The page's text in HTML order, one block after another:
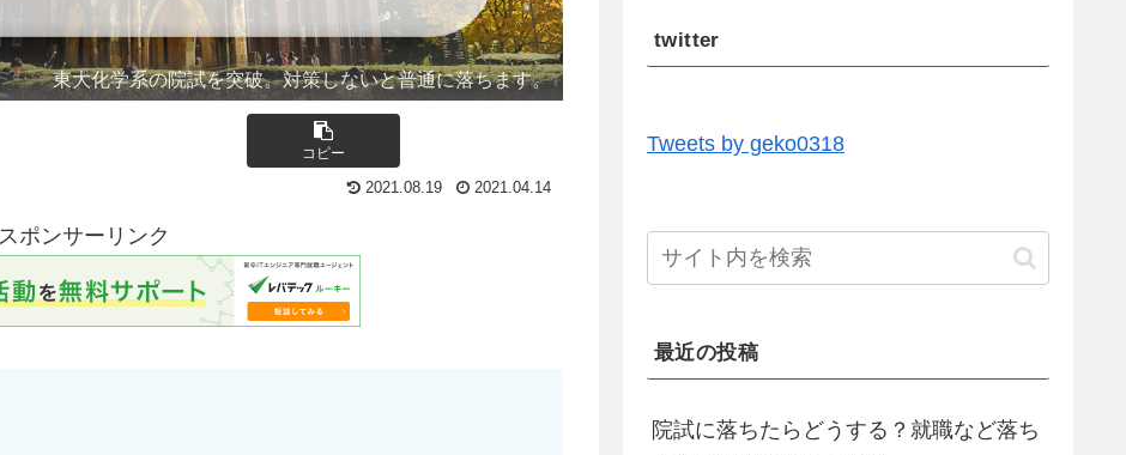
東大化学系の院試を突破。対策しないと普通に落ちます。
コピー
2021.08.19 2021.04.14
スポンサーリンク
twitter
Tweets by geko0318
最近の投稿
院試に落ちたらどうする？就職など落ち